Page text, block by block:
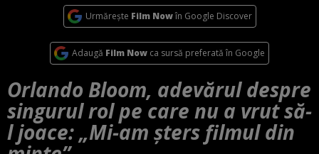
Urmărește Film Nowîn Google Discover
Adaugă Film Now ca sursă preferată în Google
Orlando Bloom, adevărul despre
singurul rol pe care nu a vrut să-
l joace: „Mi-am șters filmul din